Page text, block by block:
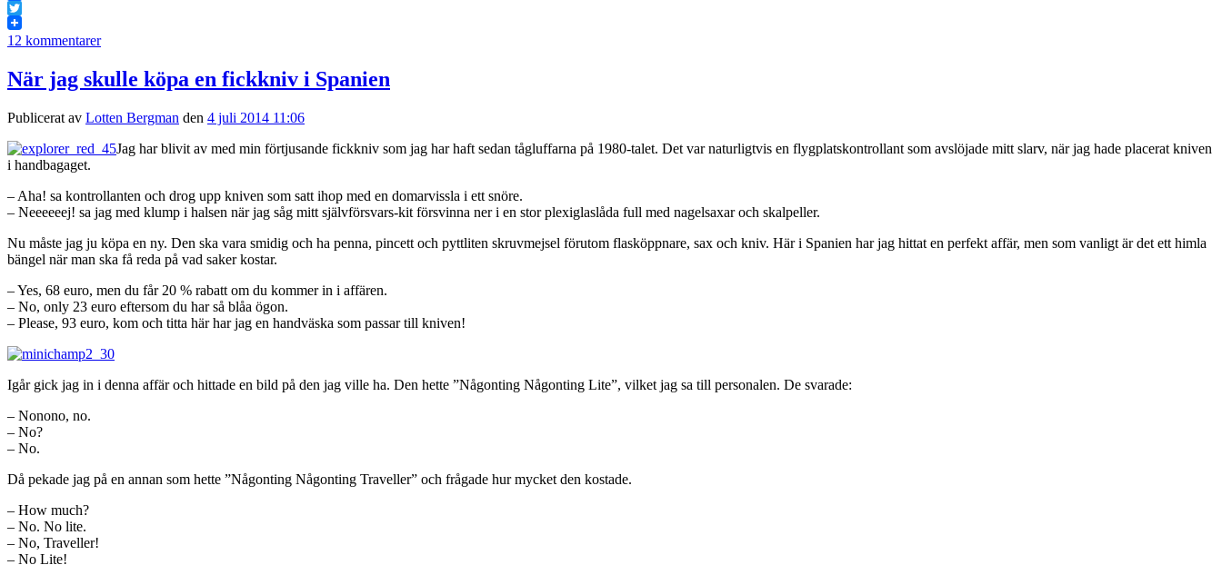
Facebook
Twitter
12 kommentarer
När jag skulle köpa en fickkniv i Spanien
Publicerat av Lotten Bergman den 4 juli 2014 11:06
Jag har blivit av med min förtjusande fickkniv som jag har haft sedan tågluffarna på 1980-talet. Det var naturligtvis en flygplatskontrollant som avslöjade mitt slarv, när jag hade placerat kniven
i handbagaget.
– Aha! sa kontrollanten och drog upp kniven som satt ihop med en domarvissla i ett snöre.
– Neeeeeej! sa jag med klump i halsen när jag såg mitt självförsvars-kit försvinna ner i en stor plexiglaslåda full med nagelsaxar och skalpeller.
Nu måste jag ju köpa en ny. Den ska vara smidig och ha penna, pincett och pyttliten skruvmejsel förutom flasköppnare, sax och kniv. Här i Spanien har jag hittat en perfekt affär, men som vanligt är det ett himla
bängel när man ska få reda på vad saker kostar.
– Yes, 68 euro, men du får 20 % rabatt om du kommer in i affären.
– No, only 23 euro eftersom du har så blåa ögon.
– Please, 93 euro, kom och titta här har jag en handväska som passar till kniven!
Igår gick jag in i denna affär och hittade en bild på den jag ville ha. Den hette ”Någonting Någonting Lite”, vilket jag sa till personalen. De svarade:
– Nonono, no.
– No?
– No.
Då pekade jag på en annan som hette ”Någonting Någonting Traveller” och frågade hur mycket den kostade.
– How much?
– No. No lite.
– No, Traveller!
– No Lite!